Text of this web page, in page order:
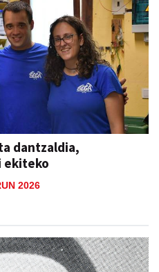
dantzaldia,
ekiteko
2026